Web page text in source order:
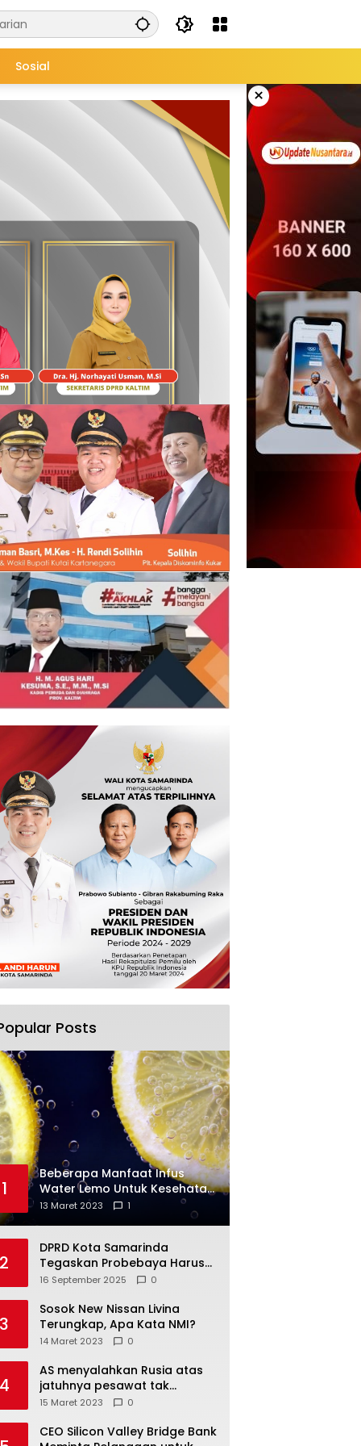
Sosial
×
Posts
1
Beberapa Manfaat Infus
Water Lemo Untuk Kesehatan
Anda
13 Maret 2023 1
2
DPRD Kota Samarinda
Tegaskan Probebaya Harus
Tepat Sasaran, Bukan Hanya
16 September 2025 0
3
Sosok New Nissan Livina
Terungkap, Apa Kata NMI?
14 Maret 2023 0
4
AS menyalahkan Rusia atas
jatuhnya pesawat tak
berawak di Laut Hitam,
15 Maret 2023 0
CEO Silicon Valley Bridge Bank